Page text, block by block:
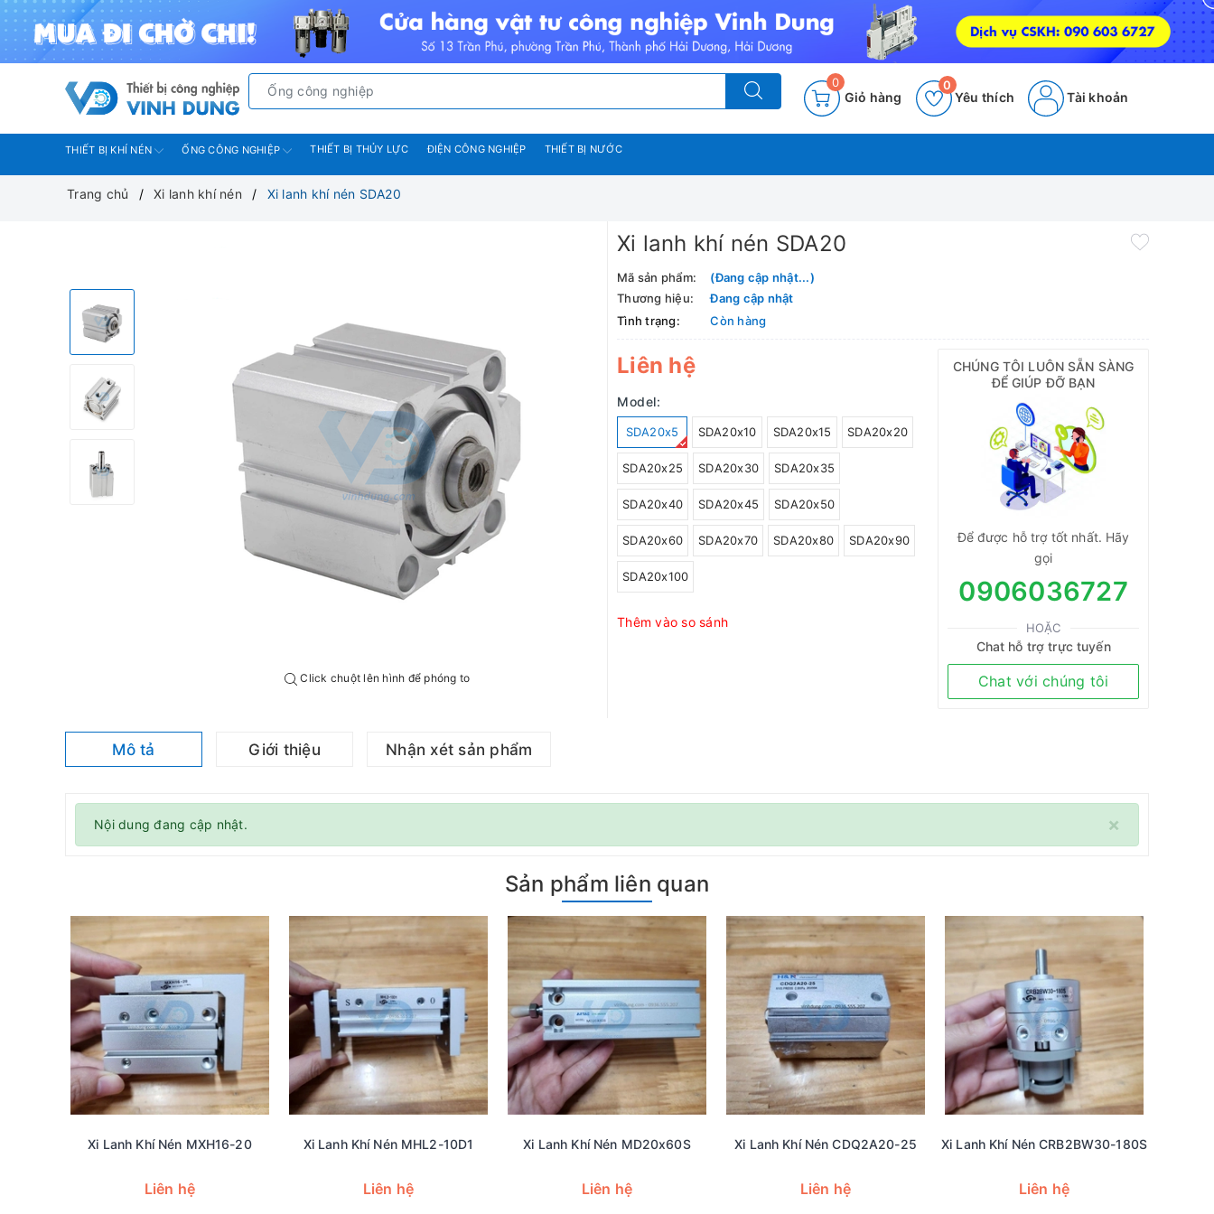
0
Giỏ hàng Yêu thích
0
Tài khoản
THIẾT BỊ KHÍ NÉN ỐNG CÔNG NGHIỆP THIẾT BỊ THỦY LỰC ĐIỆN CÔNG NGHIỆP THIẾT BỊ NƯỚC
Trang chủ Xi lanh khí nén Xi lanh khí nén SDA20
Click chuột lên hình để phóng to
Xi lanh khí nén SDA20
Mã sản phẩm:
(Đang cập nhật...)
Thương hiệu:
Đang cập nhật
Tình trạng:
Còn hàng
Liên hệ
Model:
SDA20x5 SDA20x10 SDA20x15 SDA20x20
SDA20x25 SDA20x30 SDA20x35
SDA20x40 SDA20x45 SDA20x50
SDA20x60 SDA20x70 SDA20x80 SDA20x90
SDA20x100
Thêm vào so sánh
CHÚNG TÔI LUÔN SẴN SÀNG
ĐỂ GIÚP ĐỠ BẠN
Để được hỗ trợ tốt nhất. Hãy
gọi
0906036727
HOẶC
Chat hỗ trợ trực tuyến
Chat với chúng tôi
Mô tả Giới thiệu Nhận xét sản phẩm
×
Nội dung đang cập nhật.
Sản phẩm liên quan
Xi Lanh Khí Nén MXH16-20
Liên hệ
Xi Lanh Khí Nén MHL2-10D1
Liên hệ
Xi Lanh Khí Nén MD20x60S
Liên hệ
Xi Lanh Khí Nén CDQ2A20-25
Liên hệ
Xi Lanh Khí Nén CRB2BW30-180S
Liên hệ